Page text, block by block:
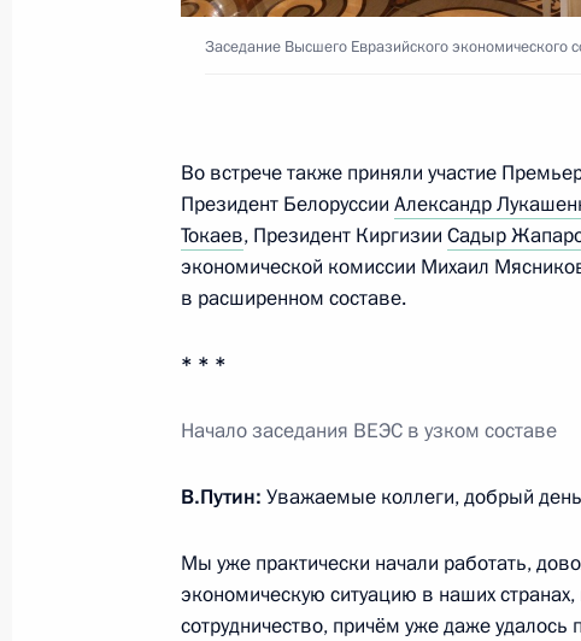
Российско-киргизские переговоры
12 октября 2023 года, 12:45
Возложение венка к мемориалу в
12 октября 2023 года, 11:20
12 − 13 октября 2023 года
с официальным визитом и примет
11 октября 2023 года, 17:00
Заседание Высшего Евразийского экономического
Во встрече также приняли участие
Президент Белоруссии Александр
Токаев, Президент Киргизии Садыр
экономической комиссии Михаил
в расширенном составе.
* * *
Начало заседания ВЕЭС в узком составе
В.Путин: Уважаемые коллеги, добрый
Мы уже практически начали работать,
экономическую ситуацию в наших
сотрудничество, причём уже даже удалось